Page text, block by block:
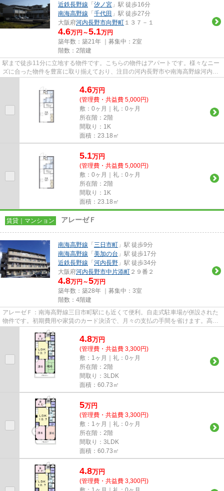
近鉄長野線 「 汐ノ宮 」駅 徒歩16分
南海高野線 「 千代田 」駅 徒歩27分
大阪府河内長野市向野町 １３７－１
4.6万円～5.1万円
築年数：築21年 ｜募集中： 2室
階数：2階建
駅まで徒歩11分に立地する物件です。こちらの物件はアパートです。様々なニー
ズに合った物件を豊富に取り揃えており、注目の河内長野市や南海高野線河内長
4.6万円
(管理費・共益費 5,000円)
敷：0ヶ月｜礼：0ヶ月
所在階：2階
間取り：1K
面積：23.18㎡
5.1万円
(管理費・共益費 5,000円)
敷：0ヶ月｜礼：0ヶ月
所在階：2階
間取り：1K
面積：23.18㎡
賃貸｜マンション アレーゼＦ
南海高野線 「 三日市町 」駅 徒歩9分
南海高野線 「 美加の台 」駅 徒歩17分
近鉄長野線 「 河内長野 」駅 徒歩34分
大阪府河内長野市中片添町 ２９番２
4.8万円～5万円
築年数：築28年 ｜募集中： 3室
階数：4階建
アレーゼＦ：南海高野線三日市町駅にも近くて便利。自走式駐車場が併設された
物件です。初期費用や家賃のカード決済で、月々の支払の手間を省けます。高い
ニーズのある、駅徒歩9分の物...
4.8万円
(管理費・共益費 3,300円)
敷：1ヶ月｜礼：0ヶ月
所在階：2階
間取り：3LDK
面積：60.73㎡
5万円
(管理費・共益費 3,300円)
敷：1ヶ月｜礼：0ヶ月
所在階：2階
間取り：3LDK
面積：60.73㎡
4.8万円
(管理費・共益費 3,300円)